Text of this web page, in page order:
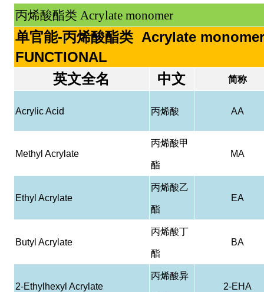
丙烯酸酯类 Acrylate monomer
单官能-丙烯酸酯类 Acrylate
FUNCTIONAL
英文全名
中文 简称
Acrylic Acid 丙烯酸 AA
Methyl Acrylate
丙烯酸甲
酯
MA
Ethyl Acrylate
丙烯酸乙
酯
EA
Butyl Acrylate
丙烯酸丁
酯
BA
2-Ethylhexyl Acrylate
丙烯酸异
2-EHA